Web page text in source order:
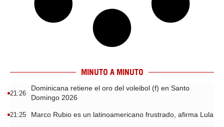
MINUTO A MINUTO
21:26
Dominicana retiene el oro del voleibol (f) en Santo
Domingo 2026
21:25 Marco Rubio es un latinoamericano frustrado, afirma Lula